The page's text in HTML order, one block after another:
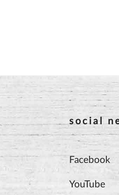
social
Facebook
YouTube